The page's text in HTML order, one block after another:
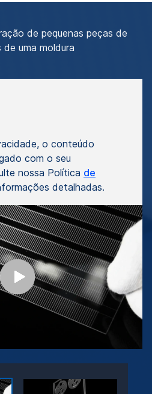
de pequenas peças de
uma moldura
o conteúdo
com o seu
nossa Política de
detalhadas.